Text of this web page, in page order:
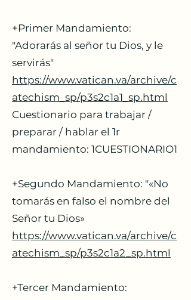
+Primer Mandamiento:
"Adorarás al señor tu Dios, y le
servirás"
https://www.vatican.va/archive/c
atechism_sp/p3s2c1a1_sp.html
Cuestionario para trabajar /
preparar / hablar el 1r
mandamiento: 1CUESTIONARIO1
+Segundo Mandamiento: "«No
tomarás en falso el nombre del
Señor tu Dios»
https://www.vatican.va/archive/c
atechism_sp/p3s2c1a2_sp.html
+Tercer Mandamiento: